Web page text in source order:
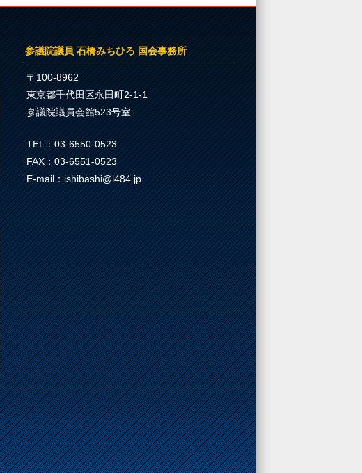
参議院議員 石橋みちひろ 国会事務所
〒100-8962
東京都千代田区永田町2-1-1
参議院議員会館523号室
TEL：03-6550-0523
FAX：03-6551-0523
E-mail：ishibashi@i484.jp